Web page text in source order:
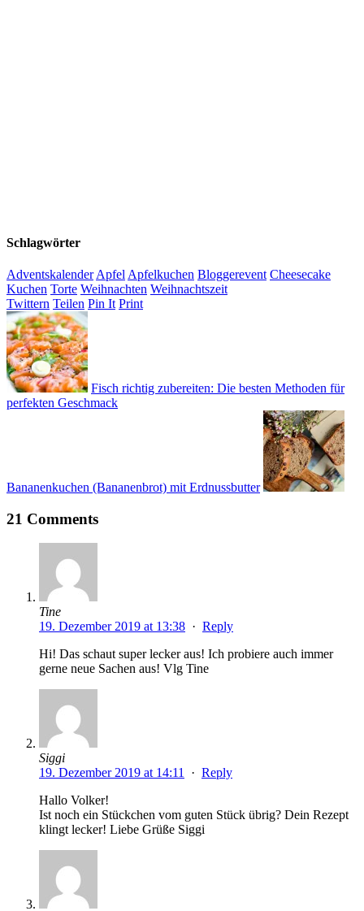
Schlagwörter
Adventskalender Apfel Apfelkuchen Bloggerevent Cheesecake
Kuchen Torte Weihnachten Weihnachtszeit
Twittern Teilen Pin It Print
Fisch richtig zubereiten: Die besten Methoden für
perfekten Geschmack
Bananenkuchen (Bananenbrot) mit Erdnussbutter
21 Comments
Tine
19. Dezember 2019 at 13:38 · Reply
Hi! Das schaut super lecker aus! Ich probiere auch immer
gerne neue Sachen aus! Vlg Tine
Siggi
19. Dezember 2019 at 14:11 · Reply
Hallo Volker!
Ist noch ein Stückchen vom guten Stück übrig? Dein Rezept
klingt lecker! Liebe Grüße Siggi